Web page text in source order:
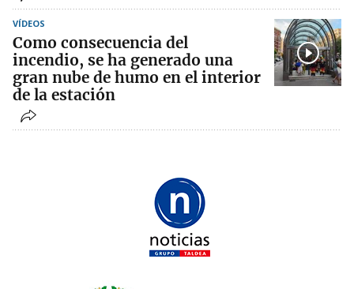
VÍDEOS
Como consecuencia del
incendio, se ha generado una
gran nube de humo en el interior
de la estación